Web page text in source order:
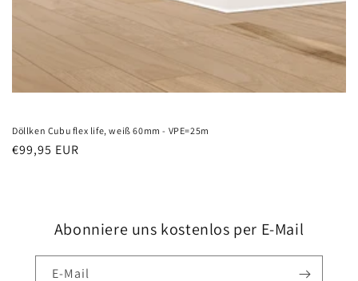
Döllken Cubu flex life, weiß 60mm - VPE=25m
Normaler
€99,95 EUR
Abonniere uns kostenlos per E-Mail
E-Mail